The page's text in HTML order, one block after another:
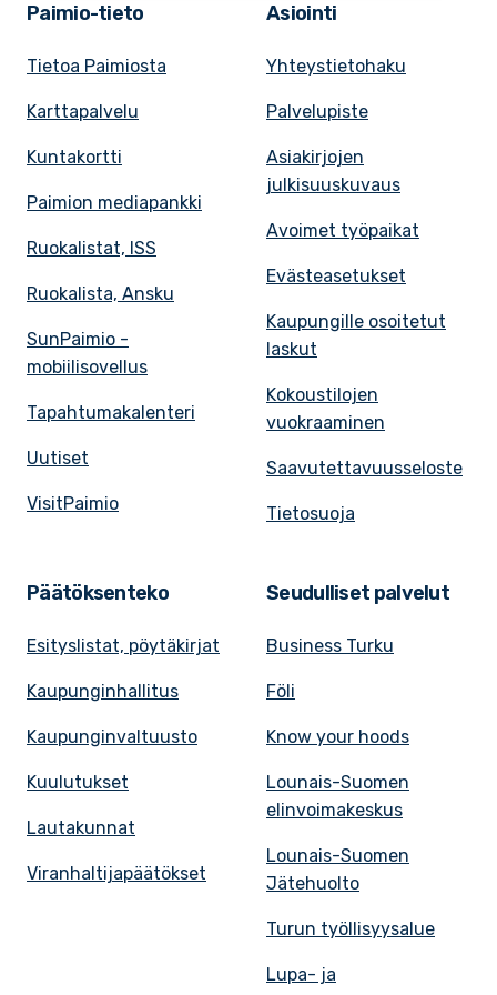
Paimio-tieto
Tietoa Paimiosta
Karttapalvelu
Kuntakortti
Paimion mediapankki
Ruokalistat, ISS
Ruokalista, Ansku
SunPaimio -
mobiilisovellus
Tapahtumakalenteri
Uutiset
VisitPaimio
Asiointi
Yhteystietohaku
Palvelupiste
Asiakirjojen
julkisuuskuvaus
Avoimet työpaikat
Evästeasetukset
Kaupungille osoitetut
laskut
Kokoustilojen
vuokraaminen
Saavutettavuusseloste
Tietosuoja
Päätöksenteko
Esityslistat, pöytäkirjat
Kaupunginhallitus
Kaupunginvaltuusto
Kuulutukset
Lautakunnat
Viranhaltijapäätökset
Seudulliset palvelut
Business Turku
Föli
Know your hoods
Lounais-Suomen
elinvoimakeskus
Lounais-Suomen
Jätehuolto
Turun työllisyysalue
Lupa- ja